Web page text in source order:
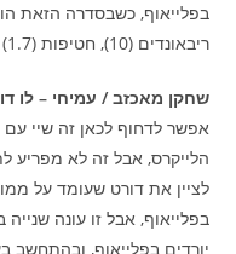
ריבאונדים (10), חטיפות (1.7) וחסימות (2).
שחקן מאכזב / עמיחי – לו
הלייקרס, אבל זה לא מפריע
בפלייאוף, אבל זו עונה
יורדים בפלייאוף, ובהתחשב